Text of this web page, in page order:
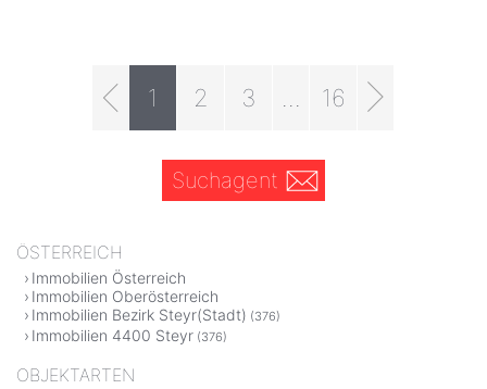
1 2 3 16
Suchagent
ÖSTERREICH
Immobilien Österreich
Immobilien Oberösterreich
Immobilien Bezirk Steyr(Stadt) (376)
Immobilien 4400 Steyr (376)
OBJEKTARTEN